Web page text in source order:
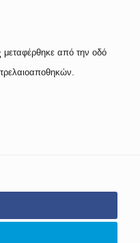
μεταφέρθηκε από την οδό